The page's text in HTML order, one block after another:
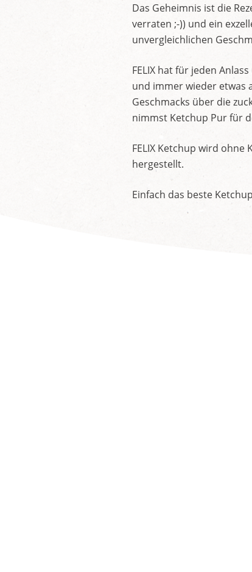
Das Geheimnis ist die
verraten ;-)) und ein
unvergleichlichen
FELIX hat für jeden
und immer wieder etwas
Geschmacks über die
nimmst Ketchup Pur für
FELIX Ketchup wird
hergestellt.
Einfach das beste